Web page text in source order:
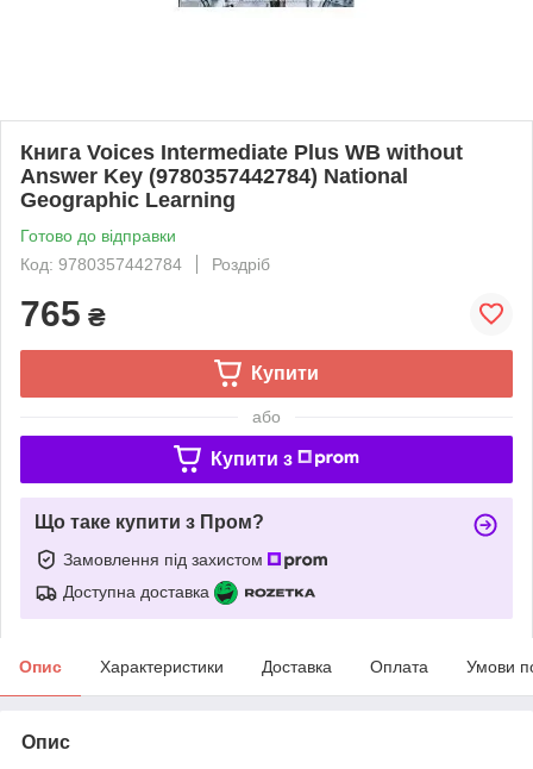
Книга Voices Intermediate Plus WB without
Answer Key (9780357442784) National
Geographic Learning
Готово до відправки
Код: 9780357442784
Роздріб
765 ₴
Купити
або
Купити з
Що таке купити з Пром?
Замовлення під захистом
Доступна доставка
Опис Характеристики Доставка Оплата Умови
Опис